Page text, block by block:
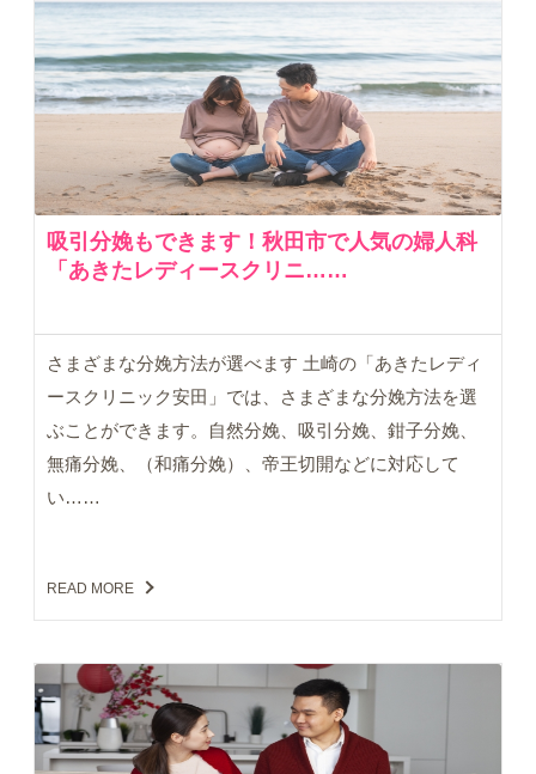
吸引分娩もできます！秋田市で人気の婦人科
「あきたレディースクリニ……
さまざまな分娩方法が選べます 土崎の「あきたレディ
ースクリニック安田」では、さまざまな分娩方法を選
ぶことができます。自然分娩、吸引分娩、鉗子分娩、
無痛分娩、（和痛分娩）、帝王切開などに対応して
い……
READ MORE